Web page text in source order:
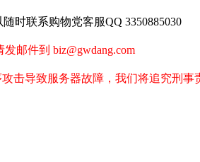
时联系购物党客服QQ 3350885030
邮件到 biz@gwdang.com
击导致服务器故障，我们将追究刑事